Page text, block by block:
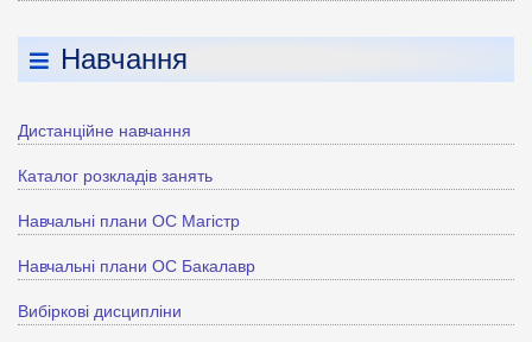
Навчання
Дистанційне навчання
Каталог розкладів занять
Навчальні плани ОС Магістр
Навчальні плани ОС Бакалавр
Вибіркові дисципліни